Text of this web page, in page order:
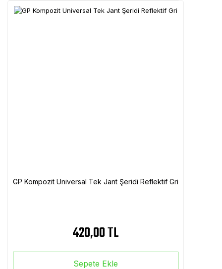
GP Kompozit Universal Tek Jant Şeridi Reflektif Gri
420,00 TL
Sepete Ekle